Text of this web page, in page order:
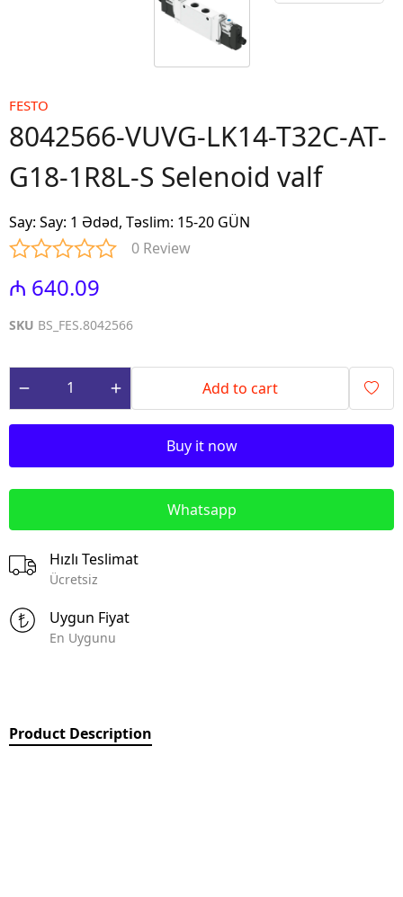
FESTO
8042566-VUVG-LK14-T32C-AT-
G18-1R8L-S Selenoid valf
Say: Say: 1 Ədəd, Təslim: 15-20 GÜN
0 Review
₼ 640.09
SKU BS_FES.8042566
Add to cart
Buy it now
Whatsapp
Hızlı Teslimat
Ücretsiz
Uygun Fiyat
En Uygunu
Product Description